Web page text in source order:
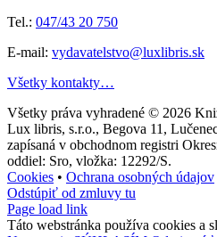
Tel.: 047/43 20 750
E-mail: vydavatelstvo@luxlibris.sk
Všetky kontakty…
Všetky práva vyhradené © 2026
Lux libris, s.r.o., Begova 11,
zapísaná v obchodnom registri
oddiel: Sro, vložka: 12292/S.
Cookies • Ochrana osobných údajov
Odstúpiť od zmluvy tu
Page load link
Táto webstránka používa cookies a